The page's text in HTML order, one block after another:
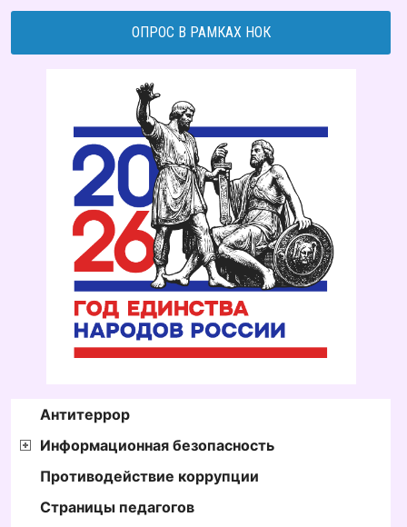
ОПРОС В РАМКАХ НОК
Антитеррор
Информационная безопасность
Противодействие коррупции
Страницы педагогов